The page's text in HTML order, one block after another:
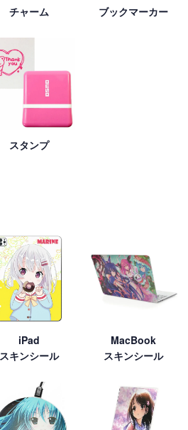
チャーム ブックマーカー
スタンプ
iPad
スキンシール
MacBook
スキンシール